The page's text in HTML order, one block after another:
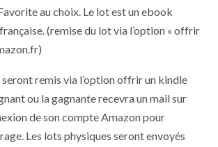
au choix. Le lot est un ebook
(remise du lot via l’option « offrir
remis via l’option offrir un kindle
ou la gagnante recevra un mail sur
de son compte Amazon pour
Les lots physiques seront envoyés